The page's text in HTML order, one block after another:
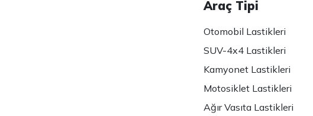
Araç Tipi
Otomobil Lastikleri
SUV-4x4 Lastikleri
Kamyonet Lastikleri
Motosiklet Lastikleri
Ağır Vasıta Lastikleri